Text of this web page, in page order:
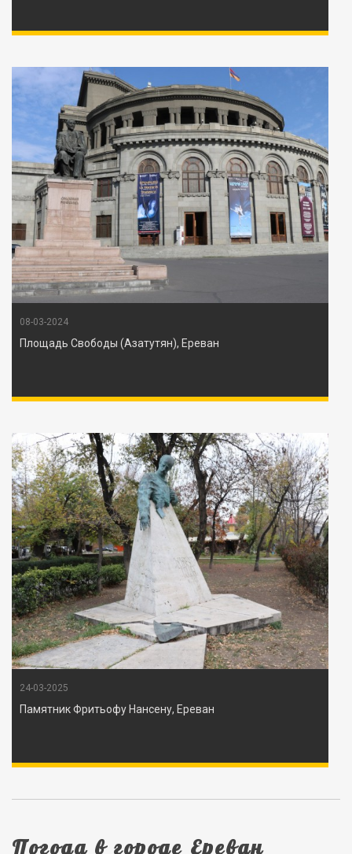
08-03-2024
Площадь Свободы (Азатутян), Ереван
24-03-2025
Памятник Фритьофу Нансену, Ереван
Погода в городе Ереван